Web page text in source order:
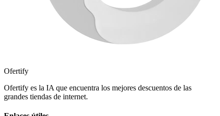
Ofertify
Ofertify es la IA que encuentra los mejores descuentos de las
grandes tiendas de internet.